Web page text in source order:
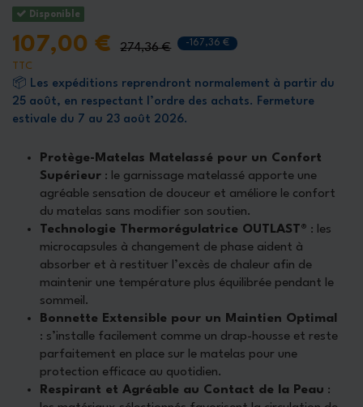
Disponible
107,00 € 274,36 € -167,36 €
TTC
📦 Les expéditions reprendront normalement à partir du
25 août, en respectant l’ordre des achats. Fermeture
estivale du 7 au 23 août 2026.
Protège-Matelas Matelassé pour un Confort
Supérieur : le garnissage matelassé apporte une
agréable sensation de douceur et améliore le confort
du matelas sans modifier son soutien.
Technologie Thermorégulatrice OUTLAST® : les
microcapsules à changement de phase aident à
absorber et à restituer l’excès de chaleur afin de
maintenir une température plus équilibrée pendant le
sommeil.
Bonnette Extensible pour un Maintien Optimal
: s’installe facilement comme un drap-housse et reste
parfaitement en place sur le matelas pour une
protection efficace au quotidien.
Respirant et Agréable au Contact de la Peau :